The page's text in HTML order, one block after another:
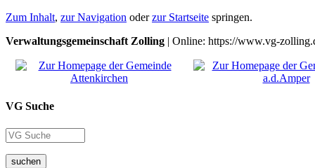
Zum Inhalt, zur Navigation oderzur Startseite springen.
Verwaltungsgemeinschaft Zolling | Online: https://www.vg-
VG Suche
suchen